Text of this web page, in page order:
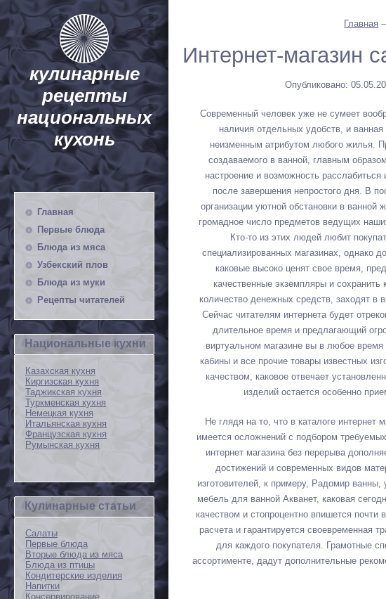
кулинарные
рецепты
национальных
кухонь
Главная
Первые блюда
Блюда из мяса
Узбекский плов
Блюда из муки
Рецепты читателей
Национальные кухни
Казахская кухня
Киргизская кухня
Таджикская кухня
Туркменская кухня
Немецкая кухня
Итальянская кухня
Французская кухня
Румынская кухня
Кулинарные статьи
Салаты
Первые блюда
Вторые блюда из мяса
Блюда из птицы
Кондитерские изделия
Напитки
Консервирование
Главная
Интернет-магазин
Опубликовано:
Современный человек уже не сумеет
наличия отдельных удобств, и ванная
неизменным атрибутом любого жилья.
создаваемого в ванной, главным
настроение и возможность
после завершения непростого дня. В
организации уютной обстановки в ванной
громадное число предметов ведущих
Кто-то из этих людей любит
специализированных магазинах, однако
каковые высоко ценят свое время,
качественные экземпляры и сохранить
количество денежных средств, заходят в
Сейчас читателям интернета будет
длительное время и предлагающий
виртуальном магазине вы в любое
кабины и все прочие товары известных
качеством, каковое отвечает
изделий остается особенно
Не глядя на то, что в каталоге интернет
имеется осложнений с подбором
интернет магазина без перерыва
достижений и современных видов
изготовителей, к примеру, Радомир
мебель для ванной Акванет, каковая
качеством и стопроцентно впишется
расчета и гарантируется своевременная
для каждого покупателя. Грамотные
ассортименте, дадут дополнительные